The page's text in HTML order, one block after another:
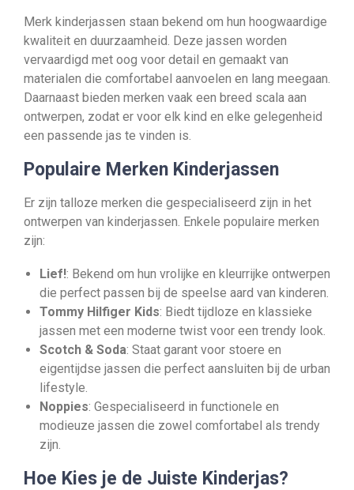
Merk kinderjassen staan bekend om hun hoogwaardige
kwaliteit en duurzaamheid. Deze jassen worden
vervaardigd met oog voor detail en gemaakt van
materialen die comfortabel aanvoelen en lang meegaan.
Daarnaast bieden merken vaak een breed scala aan
ontwerpen, zodat er voor elk kind en elke gelegenheid
een passende jas te vinden is.
Populaire Merken Kinderjassen
Er zijn talloze merken die gespecialiseerd zijn in het
ontwerpen van kinderjassen. Enkele populaire merken
zijn:
Lief!: Bekend om hun vrolijke en kleurrijke ontwerpen
die perfect passen bij de speelse aard van kinderen.
Tommy Hilfiger Kids: Biedt tijdloze en klassieke
jassen met een moderne twist voor een trendy look.
Scotch & Soda: Staat garant voor stoere en
eigentijdse jassen die perfect aansluiten bij de urban
lifestyle.
Noppies: Gespecialiseerd in functionele en
modieuze jassen die zowel comfortabel als trendy
zijn.
Hoe Kies je de Juiste Kinderjas?